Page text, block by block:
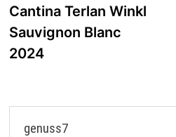
Cantina Terlan Winkl
Sauvignon Blanc
2024
genuss7